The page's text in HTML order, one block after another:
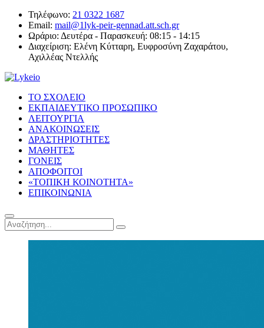
Τηλέφωνο: 21 0322 1687
Email: mail@1lyk-peir-gennad.att.sch.gr
Ωράριο: Δευτέρα - Παρασκευή: 08:15 - 14:15
Διαχείριση: Ελένη Κύτταρη, Ευφροσύνη Ζαχαράτου,
Αχιλλέας Ντελλής
ΤΟ ΣΧΟΛΕΙΟ
ΕΚΠΑΙΔΕΥΤΙΚΟ ΠΡΟΣΩΠΙΚΟ
ΛΕΙΤΟΥΡΓΙΑ
ΑΝΑΚΟΙΝΩΣΕΙΣ
ΔΡΑΣΤΗΡΙΟΤΗΤΕΣ
ΜΑΘΗΤΕΣ
ΓΟΝΕΙΣ
ΑΠΟΦΟΙΤΟΙ
«ΤΟΠΙΚΗ ΚΟΙΝΟΤΗΤΑ»
ΕΠΙΚΟΙΝΩΝΙΑ